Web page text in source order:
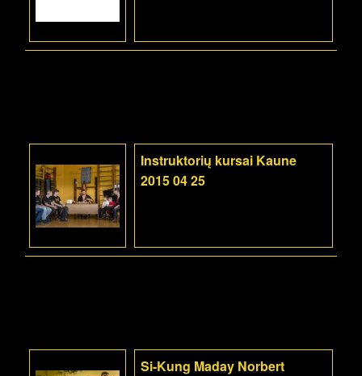
Instruktorių kursai Kaune
2015 04 25
Si-Kung Maday Norbert